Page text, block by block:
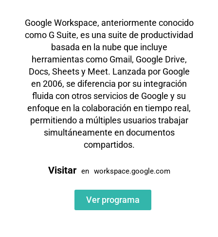
Google Workspace, anteriormente conocido
como G Suite, es una suite de productividad
basada en la nube que incluye
herramientas como Gmail, Google Drive,
Docs, Sheets y Meet. Lanzada por Google
en 2006, se diferencia por su integración
fluida con otros servicios de Google y su
enfoque en la colaboración en tiempo real,
permitiendo a múltiples usuarios trabajar
simultáneamente en documentos
compartidos.
Visitar en workspace.google.com
Ver programa